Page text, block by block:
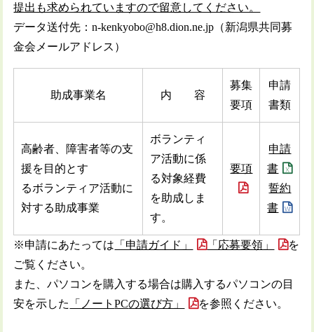
提出も求められていますので留意してください。
データ送付先：n-kenkyobo@h8.dion.ne.jp（新潟県共同募
金会メールアドレス）
助成事業名 内 容
募集
要項
申請
書類
高齢者、障害者等の支
援を目的とす
るボランティア活動に
対する助成事業
ボランティ
ア活動に係
る対象経費
を助成しま
す。
要項
申請
書
誓約
書
※申請にあたっては 「申請ガイド」 「応募要領」
を
ご覧ください。
また、パソコンを購入する場合は購入するパソコンの目
安を示した
「ノートPCの選び方」 を参照ください。